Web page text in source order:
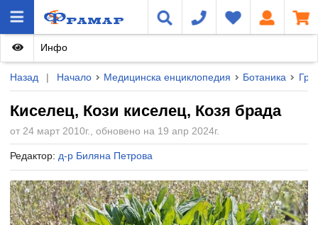
Назад | Начало Медицинска енциклопедия Ботаника
Киселец, Кози киселец, Козя брада
от 24 март 2010г., обновено на 19 апр 2024г.
Редактор: д-р Биляна Петрова
Инфо